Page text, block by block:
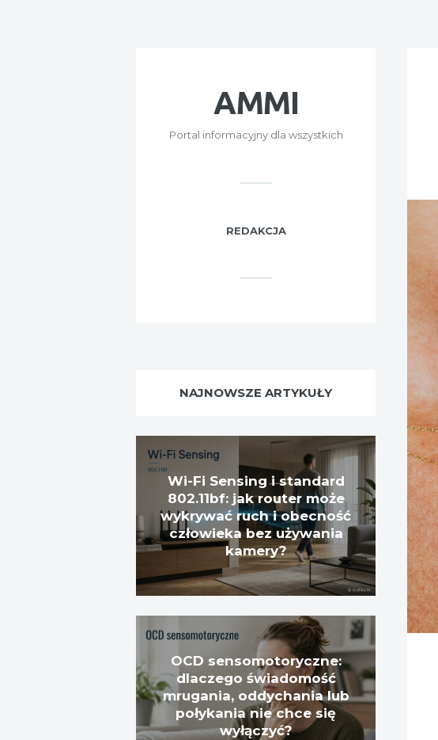
AMMI
Portal informacyjny dla wszystkich
REDAKCJA
NAJNOWSZE ARTYKUŁY
Wi-Fi Sensing i standard
802.11bf: jak router może
wykrywać ruch i obecność
człowieka bez używania
kamery?
OCD sensomotoryczne:
dlaczego świadomość
mrugania, oddychania lub
połykania nie chce się
wyłączyć?